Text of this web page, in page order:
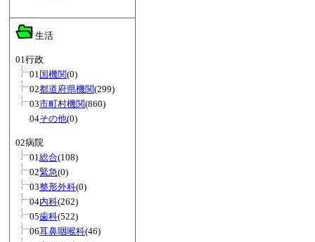
生活
01行政
01 国機関(0)
02都道府県機関(299)
03市町村機関(860)
04その他(0)
02病院
01総合(108)
02緊急(0)
03整形外科(0)
04内科(262)
05歯科(522)
06耳鼻咽喉科(46)